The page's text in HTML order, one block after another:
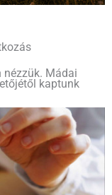
nézzük. Mádai
kaptunk